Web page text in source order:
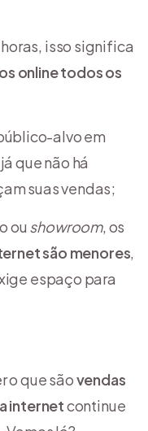
isso significa
online todos os
alvo em
que não há
suas vendas;
ou showroom, os
são menores,
espaço para
o que sãovendas
internetcontinue